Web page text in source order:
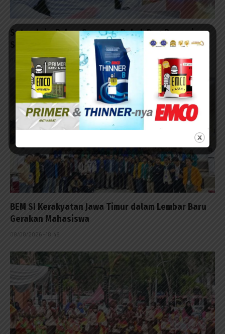
Satreskrim Polres Sampang Bekuk Dua Pencuri
Sepeda Motor di Desa Bajrasokah
08/08/2026 - 21:48
BEM SI Kerakyatan Jawa Timur dalam Lembar Baru
Gerakan Mahasiswa
08/08/2026 - 18:48